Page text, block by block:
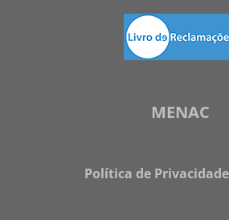
MENAC
Política de Privacidade